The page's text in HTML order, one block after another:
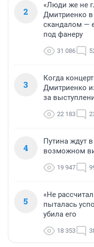
2
«Люди же не
Дмитриенко в
скандалом —
под фанеру
31 086
3
Когда
Дмитриенко
за
22 183
4
Путина ждут
возможном
19 947
5
«Не
пыталась
убила его
18 353